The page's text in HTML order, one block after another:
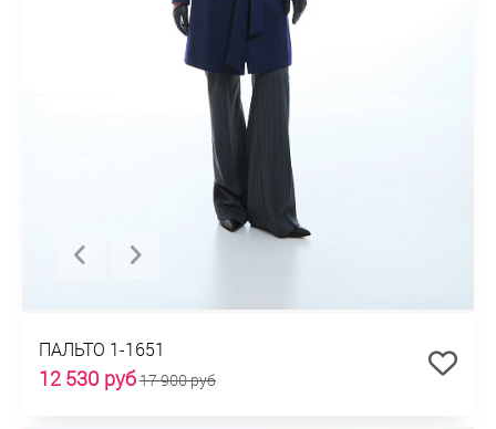
ПАЛЬТО 1-1651
12 530 руб17 900 руб